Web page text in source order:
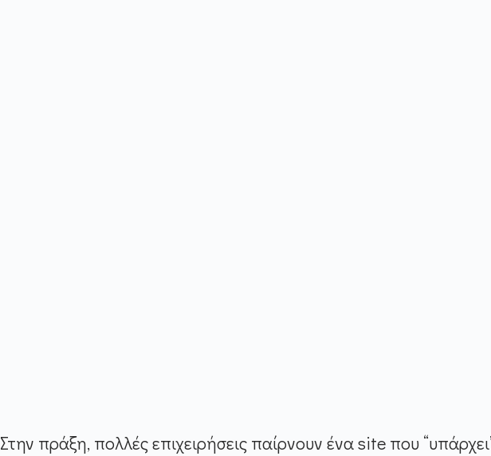
Στην πράξη, πολλές επιχειρήσεις παίρνουν ένα site που